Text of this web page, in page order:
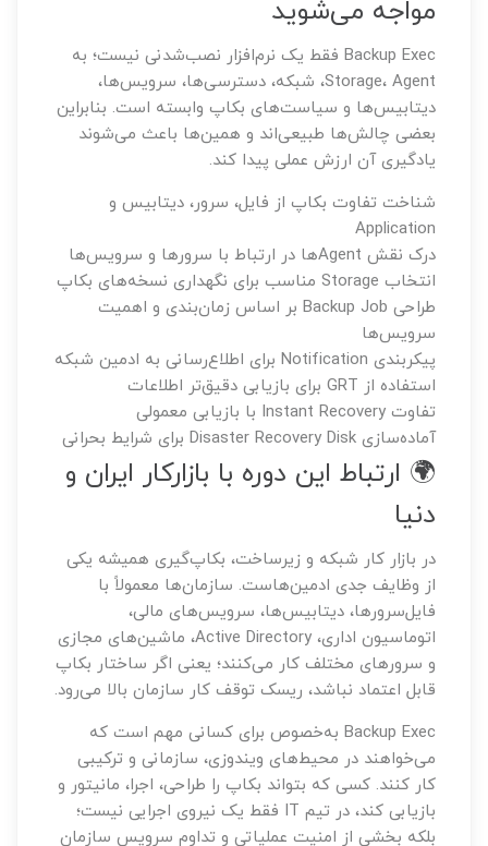
مواجه می‌شوید
Backup Exec فقط یک نرم‌افزار نصب‌شدنی نیست؛ به
Storage، Agent، شبکه، دسترسی‌ها، سرویس‌ها،
دیتابیس‌ها و سیاست‌های بکاپ وابسته است. بنابراین
بعضی چالش‌ها طبیعی‌اند و همین‌ها باعث می‌شوند
یادگیری آن ارزش عملی پیدا کند.
شناخت تفاوت بکاپ از فایل، سرور، دیتابیس و
Application
درک نقش Agentها در ارتباط با سرورها و سرویس‌ها
انتخاب Storage مناسب برای نگهداری نسخه‌های بکاپ
طراحی Backup Job بر اساس زمان‌بندی و اهمیت
سرویس‌ها
پیکربندی Notification برای اطلاع‌رسانی به ادمین شبکه
استفاده از GRT برای بازیابی دقیق‌تر اطلاعات
تفاوت Instant Recovery با بازیابی معمولی
آماده‌سازی Disaster Recovery Disk برای شرایط بحرانی
🌍 ارتباط این دوره با بازارکار ایران و
دنیا
در بازار کار شبکه و زیرساخت، بکاپ‌گیری همیشه یکی
از وظایف جدی ادمین‌هاست. سازمان‌ها معمولاً با
فایل‌سرورها، دیتابیس‌ها، سرویس‌های مالی،
اتوماسیون اداری، Active Directory، ماشین‌های مجازی
و سرورهای مختلف کار می‌کنند؛ یعنی اگر ساختار بکاپ
قابل اعتماد نباشد، ریسک توقف کار سازمان بالا می‌رود.
Backup Exec به‌خصوص برای کسانی مهم است که
می‌خواهند در محیط‌های ویندوزی، سازمانی و ترکیبی
کار کنند. کسی که بتواند بکاپ را طراحی، اجرا، مانیتور و
بازیابی کند، در تیم IT فقط یک نیروی اجرایی نیست؛
بلکه بخشی از امنیت عملیاتی و تداوم سرویس سازمان